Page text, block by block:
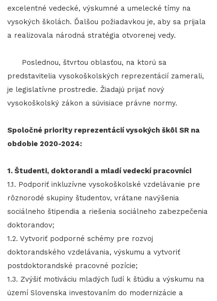
excelentné vedecké, výskumné a umelecké tímy na
vysokých školách. Ďalšou požiadavkou je, aby sa prijala
a realizovala národná stratégia otvorenej vedy.
Poslednou, štvrtou oblasťou, na ktorú sa
predstavitelia vysokoškolských reprezentácií zamerali,
je legislatívne prostredie. Žiadajú prijať nový
vysokoškolský zákon a súvisiace právne normy.
Spoločné priority reprezentácií vysokých škôl SR na
obdobie 2020-2024:
1. Študenti, doktorandi a mladí vedeckí pracovníci
1.1. Podporiť inkluzívne vysokoškolské vzdelávanie pre
rôznorodé skupiny študentov, vrátane navýšenia
sociálneho štipendia a riešenia sociálneho zabezpečenia
doktorandov;
1.2. Vytvoriť podporné schémy pre rozvoj
doktorandského vzdelávania, výskumu a vytvoriť
postdoktorandské pracovné pozície;
1.3. Zvýšiť motiváciu mladých ľudí k štúdiu a výskumu na
území Slovenska investovaním do modernizácie a